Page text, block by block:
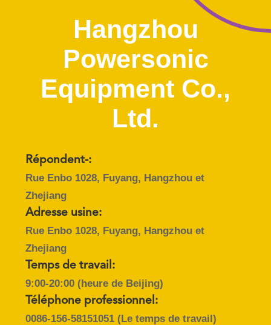
CONTRÔLE
QUALITÉ
NOUS
NOUVELLES
CAS
PLAN
SITE
Hangzhou
Powersonic
Equipment Co.,
Ltd.
Répondent-:
Rue Enbo 1028, Fuyang, Hangzhou et
Zhejiang
Adresse usine:
Rue Enbo 1028, Fuyang, Hangzhou et
Zhejiang
Temps de travail:
9:00-20:00 (heure de Beijing)
Téléphone professionnel:
0086-156-58151051(Le temps de travail)